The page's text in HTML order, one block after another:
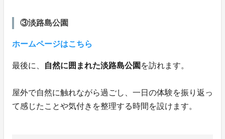
③淡路島公園
ホームページはこちら
最後に、 自然に囲まれた淡路島公園 を訪れます。
屋外で自然に触れながら過ごし、一日の体験を振り返っ
て感じたことや気付きを整理する時間を設けます。